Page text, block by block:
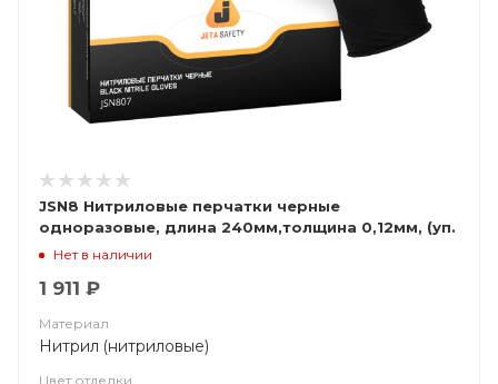
JSN8 Нитриловые перчатки черные
одноразовые, длина 240мм,толщина 0,12мм, (уп.
100шт) Jeta Safety
Нет в наличии
1 911 ₽
Материал
Нитрил (нитриловые)
Цвет отделки